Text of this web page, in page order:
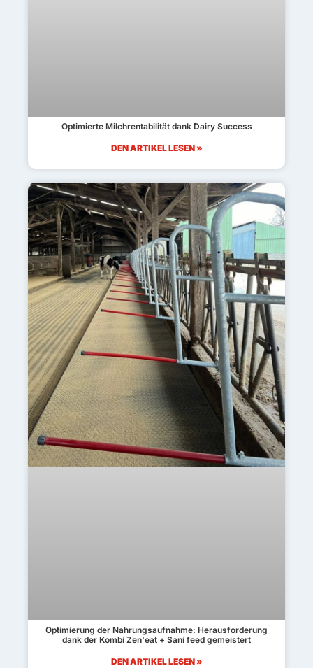
Optimierte Milchrentabilität dank Dairy Success
DEN ARTIKEL LESEN »
Optimierung der Nahrungsaufnahme: Herausforderung
dank der Kombi Zen'eat + Sani feed gemeistert
DEN ARTIKEL LESEN »